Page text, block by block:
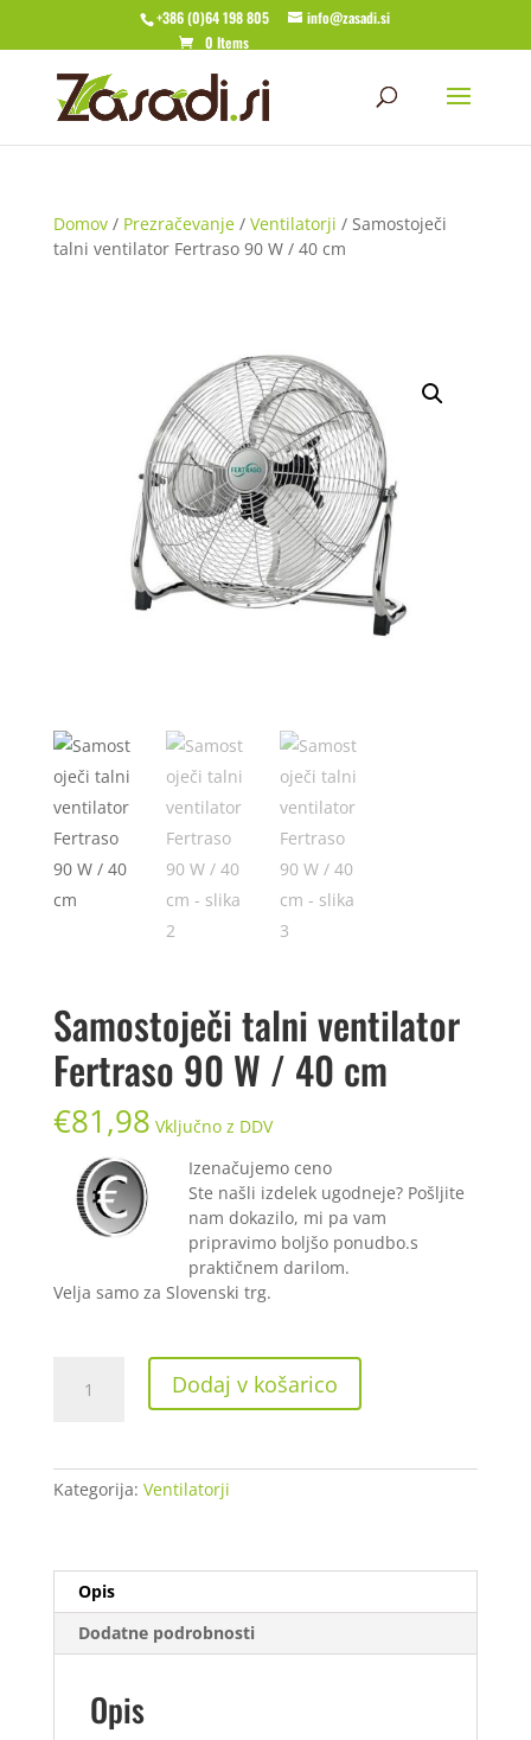
+386 (0)64 198 805
info@zasadi.si
0 Items
Domov/ Prezračevanje/ Ventilatorji / Samostoječi
talni ventilator Fertraso 90 W / 40 cm
Samostoječi talni ventilator
Fertraso 90 W / 40 cm
€81,98 Vključno z DDV
Izenačujemo ceno
Ste našli izdelek ugodneje? Pošljite
nam dokazilo, mi pa vam
pripravimo boljšo ponudbo.s
praktičnem darilom.
Velja samo za Slovenski trg.
talni
90
W
cm
količina
Dodaj v košarico
Kategorija: Ventilatorji
Opis
Dodatne podrobnosti
Opis